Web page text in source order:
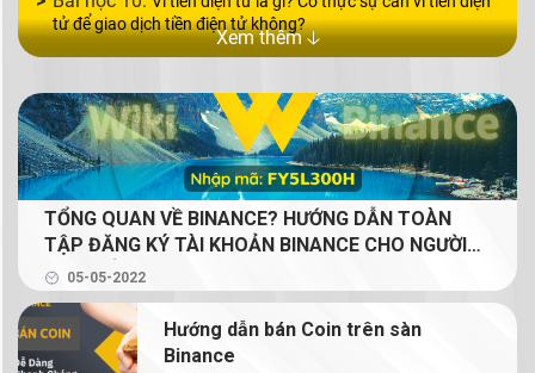
tử để giao dịch tiền điện tử không?
Xem thêm 🡣
TỔNG QUAN VỀ BINANCE? HƯỚNG DẪN TOÀN
TẬP ĐĂNG KÝ TÀI KHOẢN BINANCE CHO NGƯỜI
MỚI (GIẢM 20% PHÍ GIAO DỊCH TRỌN ĐỜI CHO
NGƯỜI ĐỌC)
05-05-2022
Hướng dẫn bán Coin trên sàn
Binance